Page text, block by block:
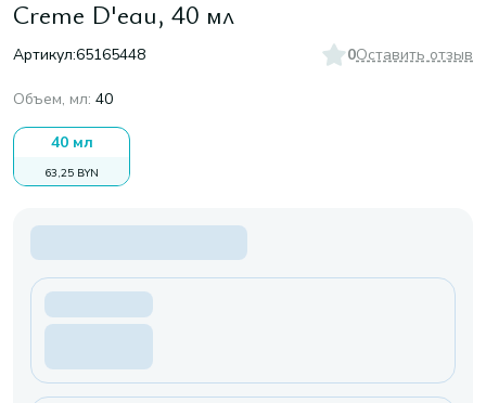
Creme D'eau, 40 мл
Артикул:65165448 0Оставить отзыв
Объем, мл: 40
40 мл
63,25 BYN